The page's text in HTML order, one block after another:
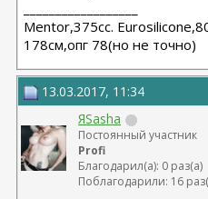
Мentor,375cc.
178см,опг 78(но не точно)
13.03.2017, 11:34
ЯSasha
Постоянный участник
Profi
Благодарил(а): 0 раз(а)
Поблагодарили: 16